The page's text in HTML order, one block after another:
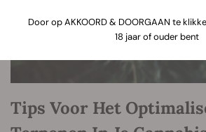
Tips Voor Het
Door op AKKOORD & DOORGAAN te
18 jaar of ouder bent